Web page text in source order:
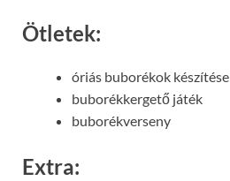
Ötletek:
óriás buborékok készítése
buborékkergető játék
buborékverseny
Extra: